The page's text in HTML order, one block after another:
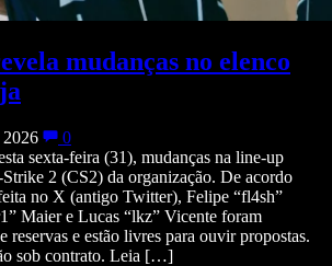
mudanças no elenco
0
sexta-feira (31), mudanças na line-up
2 (CS2) da organização. De acordo
no X (antigo Twitter), Felipe “fl4sh”
Maier e Lucas “lkz” Vicente foram
reservas e estão livres para ouvir propostas.
sob contrato. Leia […]